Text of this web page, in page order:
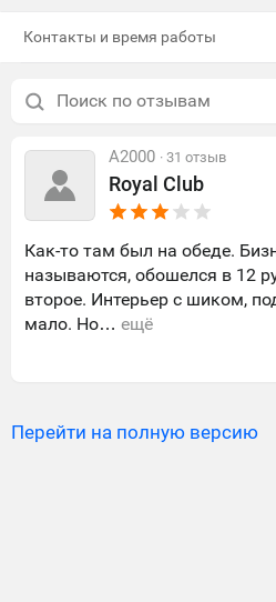
Контакты и время работы
A2000 · 31 отзыв
Royal Club
Как-то там был на обеде.
называются, обошелся в 12
второе. Интерьер с шиком,
мало. Но… ещё
Перейти на полную версию